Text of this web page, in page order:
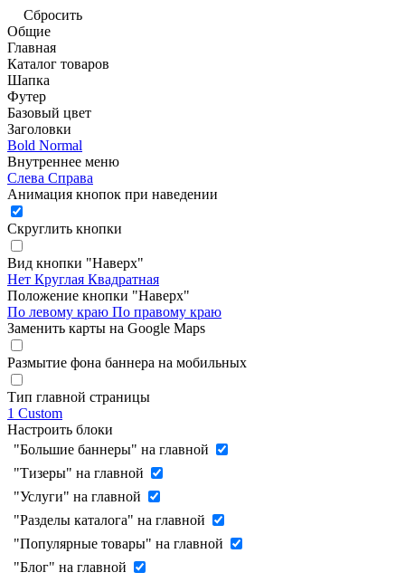
Сбросить
Общие
Главная
Каталог товаров
Шапка
Футер
Базовый цвет
Заголовки
Bold Normal
Внутреннее меню
Слева Справа
Анимация кнопок при наведении
Скруглить кнопки
Вид кнопки "Наверх"
Нет Круглая Квадратная
Положение кнопки "Наверх"
По левому краю По правому краю
Заменить карты на Google Maps
Размытие фона баннера на мобильных
Тип главной страницы
1 Custom
Настроить блоки
"Большие баннеры" на главной
"Тизеры" на главной
"Услуги" на главной
"Разделы каталога" на главной
"Популярные товары" на главной
"Блог" на главной